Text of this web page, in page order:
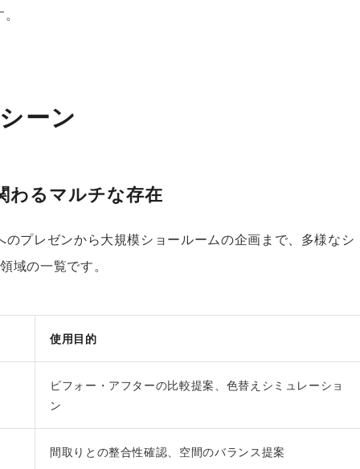
ーン
わるマルチな存在
プレゼンから大規模ショールームの企画まで、多様なシ
域の一覧です。
使用目的
ビフォー・アフターの比較提案、色替えシミュレーショ
ン
間取りとの整合性確認、空間のバランス提案